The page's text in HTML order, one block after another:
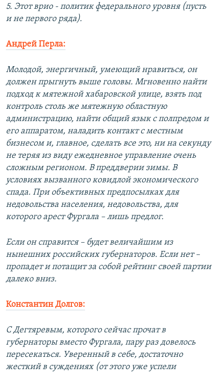
5. Этот врио - политик федерального уровня (пусть
и не первого ряда).
Андрей Перла:
Молодой, энергичный, умеющий нравиться, он
должен прыгнуть выше головы. Мгновенно найти
подход к мятежной хабаровской улице, взять под
контроль столь же мятежную областную
администрацию, найти общий язык с полпредом и
его аппаратом, наладить контакт с местным
бизнесом и, главное, сделать все это, ни на секунду
не теряя из виду ежедневное управление очень
сложным регионом. В преддверии зимы. В
условиях вызванного ковидлой экономического
спада. При объективных предпосылках для
недовольства населения, недовольства, для
которого арест Фургала – лишь предлог.
Если он справится – будет величайшим из
нынешних российских губернаторов. Если нет –
пропадет и потащит за собой рейтинг своей партии
далеко вниз.
Константин Долгов:
С Дегтяревым, которого сейчас прочат в
губернаторы вместо Фургала, пару раз довелось
пересекаться. Уверенный в себе, достаточно
жесткий в суждениях (от этого уже успели